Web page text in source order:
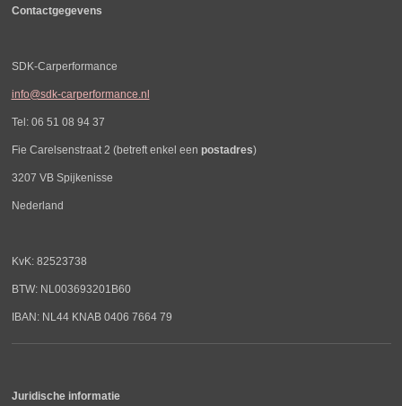
Contactgegevens
SDK-Carperformance
info@sdk-carperformance.nl
Tel: 06 51 08 94 37
Fie Carelsenstraat 2 (betreft enkel een postadres)
3207 VB Spijkenisse
Nederland
KvK: 82523738
BTW: NL003693201B60
IBAN: NL44 KNAB 0406 7664 79
Juridische informatie